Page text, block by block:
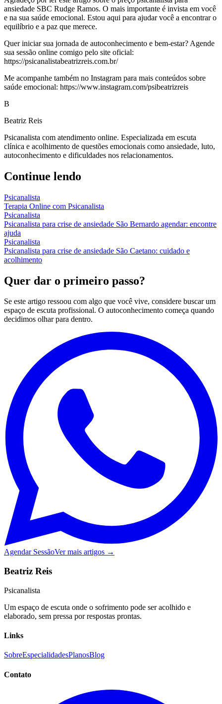
ansiedade SBC Rudge Ramos. O mais importante é invista em você
e na sua saúde emocional. Estou aqui para ajudar você a encontrar o
equilíbrio e a paz que merece.
Quer iniciar sua jornada de autoconhecimento e bem-estar? Agende
sua sessão online comigo pelo site oficial:
https://psicanalistabeatrizreis.com.br/
Me acompanhe também no Instagram para mais conteúdos sobre
saúde emocional: https://www.instagram.com/psibeatrizreis
B
Beatriz Reis
Psicanalista com atendimento online. Especializada em escuta
clínica e acolhimento de questões emocionais como ansiedade, luto,
autoconhecimento e dificuldades nos relacionamentos.
Continue lendo
Psicanalista
Terapia Online com Psicanalista
Psicanalista
Psicanalista para crise de ansiedade São Bernardo agendar: encontre
ajuda
Psicanalista
Psicanalista para crise de ansiedade São Caetano: cuidado e
acolhimento
Quer dar o primeiro passo?
Se este artigo ressoou com algo que você vive, considere buscar um
espaço de escuta profissional. O autoconhecimento começa quando
decidimos olhar para dentro.
Agendar SessãoVer mais artigos →
Beatriz Reis
Psicanalista
Um espaço de escuta onde o sofrimento pode ser acolhido e
elaborado, sem pressa por respostas prontas.
Links
SobreEspecialidadesPlanosBlog
Contato